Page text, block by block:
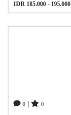
IDR 185.000 - 195.000
0 0